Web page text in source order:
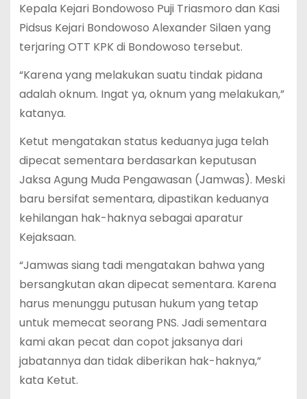
Kepala Kejari Bondowoso Puji Triasmoro dan Kasi
Pidsus Kejari Bondowoso Alexander Silaen yang
terjaring OTT KPK di Bondowoso tersebut.
“Karena yang melakukan suatu tindak pidana
adalah oknum. Ingat ya, oknum yang melakukan,”
katanya.
Ketut mengatakan status keduanya juga telah
dipecat sementara berdasarkan keputusan
Jaksa Agung Muda Pengawasan (Jamwas). Meski
baru bersifat sementara, dipastikan keduanya
kehilangan hak-haknya sebagai aparatur
Kejaksaan.
“Jamwas siang tadi mengatakan bahwa yang
bersangkutan akan dipecat sementara. Karena
harus menunggu putusan hukum yang tetap
untuk memecat seorang PNS. Jadi sementara
kami akan pecat dan copot jaksanya dari
jabatannya dan tidak diberikan hak-haknya,”
kata Ketut.